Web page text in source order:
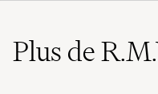
Plus de